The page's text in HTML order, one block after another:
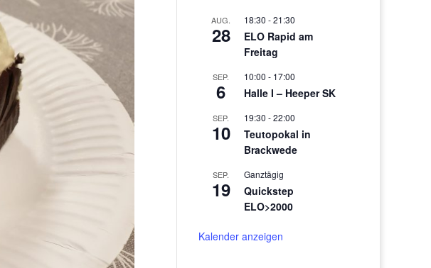
AUG.
28
18:30 -21:30
ELO Rapid am
Freitag
SEP.
6
10:00 - 17:00
Halle I – Heeper SK
SEP.
10
19:30 -22:00
Teutopokal in
Brackwede
SEP.
19
Ganztägig
Quickstep
ELO>2000
Kalender anzeigen